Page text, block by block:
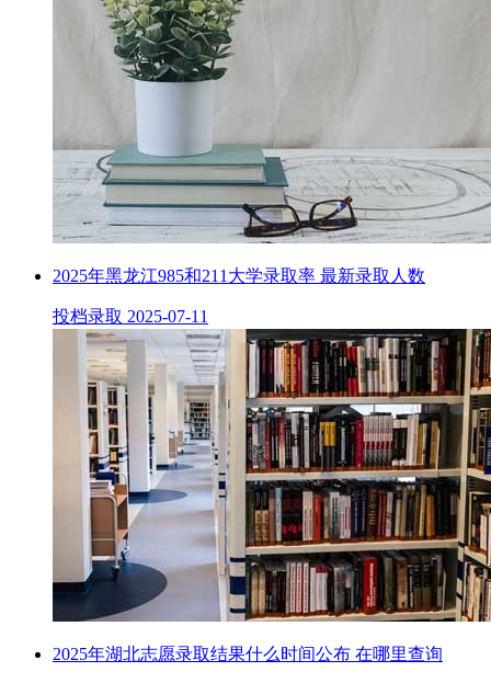
2025年黑龙江985和211大学录取率 最新录取人数
投档录取 2025-07-11
2025年湖北志愿录取结果什么时间公布 在哪里查询